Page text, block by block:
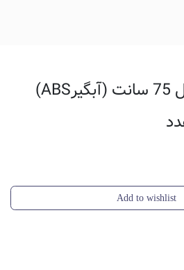
آبا فلکسی تک کامل 75 سانت (آبگیرABS)
Add to wishlist